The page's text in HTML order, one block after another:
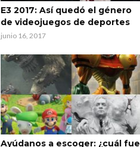
E3 2017: Así quedó el género
de videojuegos de deportes
junio 16, 2017
Ayúdanos a escoger: ¿cuál fue